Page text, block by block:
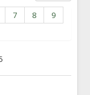
7 8
9